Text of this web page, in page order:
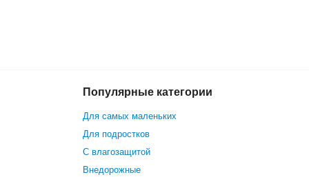
Популярные категории
Для самых маленьких
Для подростков
С влагозащитой
Внедорожные